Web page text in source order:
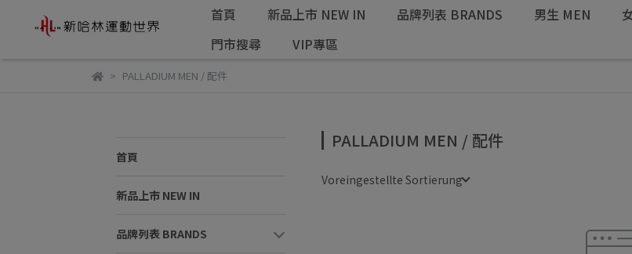
首頁 新品上市 NEW IN 品牌列表 BRANDS 男生 MEN
門市搜尋
VIP專區
PALLADIUM MEN / 配件
首頁
新品上市 NEW IN
品牌列表 BRANDS
PALLADIUM MEN / 配件
Voreingestellte Sortierung